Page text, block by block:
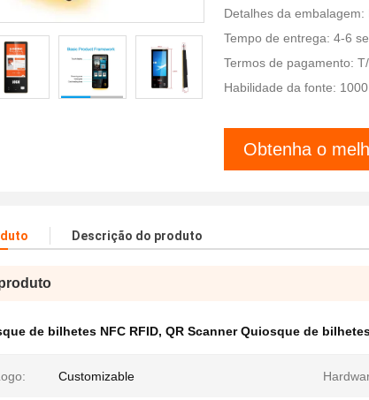
Detalhes da
Tempo de entrega: 4-6
Termos de pagamento:
Habilidade da fonte:
Obtenha o
Descrição do produto
de bilhetes NFC RFID, QR Scanner Quiosque de
Customizable